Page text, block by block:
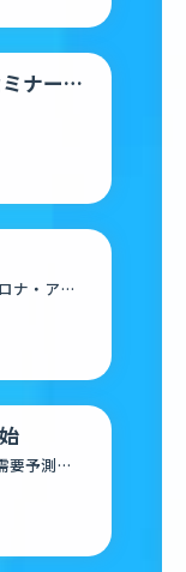
ナー開
ナ・アフ
要予測を